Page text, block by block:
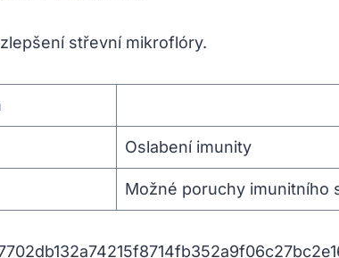
střevní mikroflóry.
Oslabení imunity
Možné poruchy imunitního